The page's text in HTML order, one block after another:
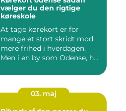
vælger du den rigtige
køreskole
At tage kørekort er for
mange et stort skridt mod
mere frihed i hverdagen.
Men i en by som Odense, h...
03. maj